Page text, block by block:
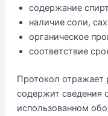
содержание
наличие соли,
органическое
соответствие
Протокол отражает
содержит сведения
использованном